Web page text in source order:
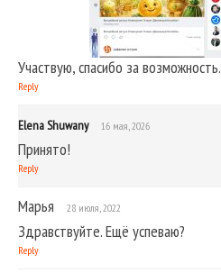
Участвую, спасибо за возможность.
Reply
Elena Shuwany 16 мая, 2026
Принято!
Reply
Марья 28 июля, 2022
Здравствуйте. Ещё успеваю?
Reply